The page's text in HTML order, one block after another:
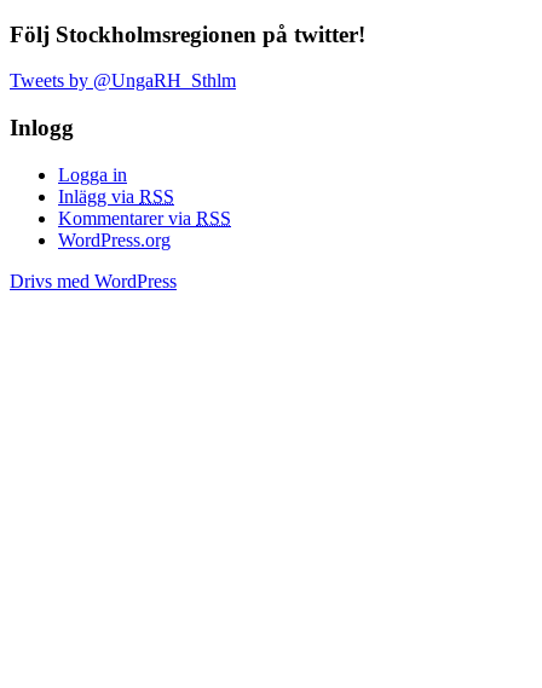
Följ Stockholmsregionen på twitter!
Tweets by @UngaRH_Sthlm
Inlogg
Logga in
Inlägg via RSS
Kommentarer via RSS
WordPress.org
Drivs med WordPress